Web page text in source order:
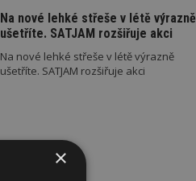
Na nové lehké střeše v létě výrazně
ušetříte. SATJAM rozšiřuje akci
Na nové lehké střeše v létě výrazně
ušetříte. SATJAM rozšiřuje akci
×